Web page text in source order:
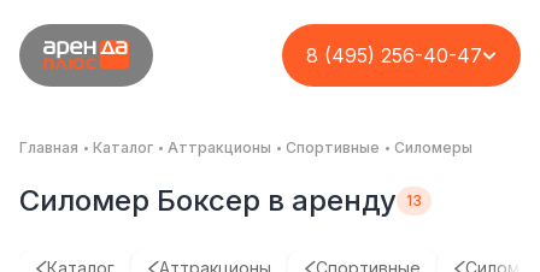
8 (495) 256-40-47
Главная Каталог Аттракционы Спортивные Силомеры
Силомер Боксер в аренду
Каталог Аттракционы Спортивные